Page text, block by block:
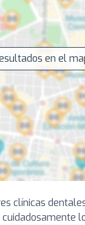
en el
clínicas